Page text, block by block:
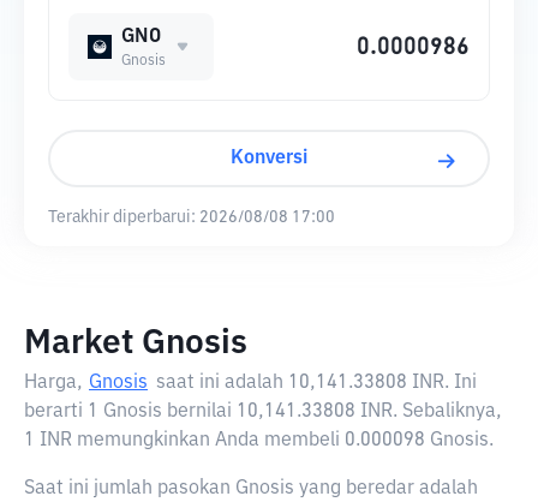
GNO
Gnosis
Konversi
Terakhir diperbarui: 2026/08/08 17:00
Market Gnosis
Harga, Gnosis saat ini adalah 10,141.33808 INR. Ini
berarti 1 Gnosis bernilai 10,141.33808 INR. Sebaliknya,
1 INR memungkinkan Anda membeli 0.000098 Gnosis.
Saat ini jumlah pasokan Gnosis yang beredar adalah